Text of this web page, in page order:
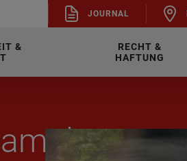
JOUR­NAL
&
RECHT &
HAFTUNG